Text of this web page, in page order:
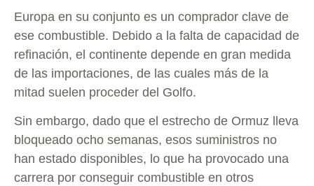
Europa en su conjunto es un comprador clave de
ese combustible. Debido a la falta de capacidad de
refinación, el continente depende en gran medida
de las importaciones, de las cuales más de la
mitad suelen proceder del Golfo.
Sin embargo, dado que el estrecho de Ormuz lleva
bloqueado ocho semanas, esos suministros no
han estado disponibles, lo que ha provocado una
carrera por conseguir combustible en otros